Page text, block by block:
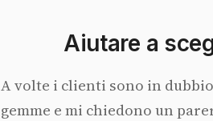
Aiutare a
A volte i clienti sono in
gemme e mi chiedono un